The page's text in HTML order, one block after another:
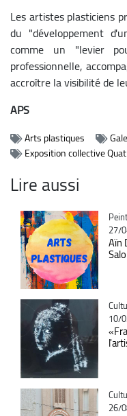
Les artistes plasticiens
du "développement
comme un "levier
professionnelle,
accroître la visibilité de
APS
Arts plastiques
Exposition collective
Lire aussi
27/
Aïn
10/
26/